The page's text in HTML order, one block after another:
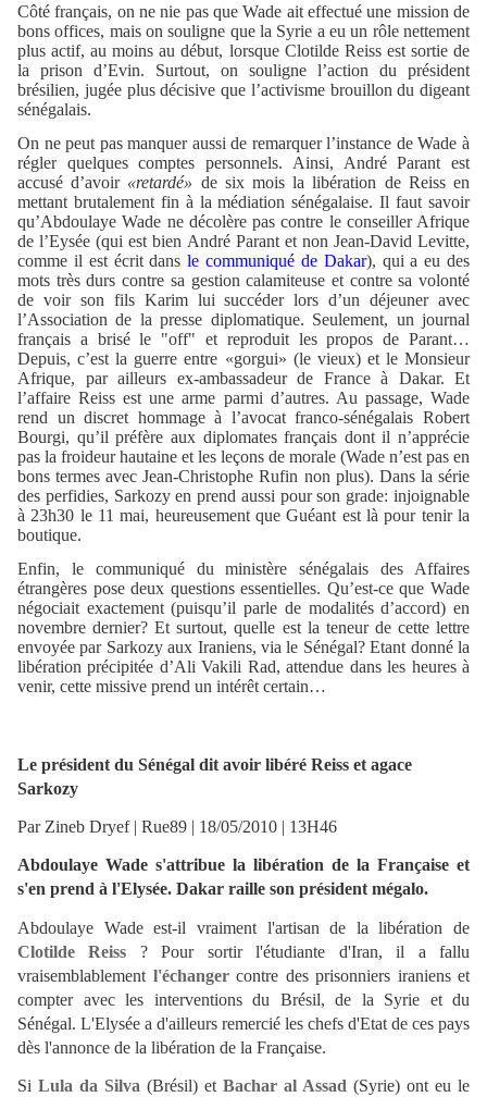
Côté français, on ne nie pas que Wade ait effectué une mission de
bons offices, mais on souligne que la Syrie a eu un rôle nettement
plus actif, au moins au début, lorsque Clotilde Reiss est sortie de
la prison d’Evin. Surtout, on souligne l’action du président
brésilien, jugée plus décisive que l’activisme brouillon du digeant
sénégalais.
On ne peut pas manquer aussi de remarquer l’instance de Wade à
régler quelques comptes personnels. Ainsi, André Parant est
accusé d’avoir «retardé» de six mois la libération de Reiss en
mettant brutalement fin à la médiation sénégalaise. Il faut savoir
qu’Abdoulaye Wade ne décolère pas contre le conseiller Afrique
de l’Eysée (qui est bien André Parant et non Jean-David Levitte,
comme il est écrit dans le communiqué de Dakar), qui a eu des
mots très durs contre sa gestion calamiteuse et contre sa volonté
de voir son fils Karim lui succéder lors d’un déjeuner avec
l’Association de la presse diplomatique. Seulement, un journal
français a brisé le "off" et reproduit les propos de Parant…
Depuis, c’est la guerre entre «gorgui» (le vieux) et le Monsieur
Afrique, par ailleurs ex-ambassadeur de France à Dakar. Et
l’affaire Reiss est une arme parmi d’autres. Au passage, Wade
rend un discret hommage à l’avocat franco-sénégalais Robert
Bourgi, qu’il préfère aux diplomates français dont il n’apprécie
pas la froideur hautaine et les leçons de morale (Wade n’est pas en
bons termes avec Jean-Christophe Rufin non plus). Dans la série
des perfidies, Sarkozy en prend aussi pour son grade: injoignable
à 23h30 le 11 mai, heureusement que Guéant est là pour tenir la
boutique.
Enfin, le communiqué du ministère sénégalais des Affaires
étrangères pose deux questions essentielles. Qu’est-ce que Wade
négociait exactement (puisqu’il parle de modalités d’accord) en
novembre dernier? Et surtout, quelle est la teneur de cette lettre
envoyée par Sarkozy aux Iraniens, via le Sénégal? Etant donné la
libération précipitée d’Ali Vakili Rad, attendue dans les heures à
venir, cette missive prend un intérêt certain…
Le président du Sénégal dit avoir libéré Reiss et agace
Sarkozy
Par Zineb Dryef | Rue89 | 18/05/2010 | 13H46
Abdoulaye Wade s'attribue la libération de la Française et
s'en prend à l'Elysée. Dakar raille son président mégalo.
Abdoulaye Wade est-il vraiment l'artisan de la libération de
Clotilde Reiss ? Pour sortir l'étudiante d'Iran, il a fallu
vraisemblablement l'échanger contre des prisonniers iraniens et
compter avec les interventions du Brésil, de la Syrie et du
Sénégal. L'Elysée a d'ailleurs remercié les chefs d'Etat de ces pays
dès l'annonce de la libération de la Française.
Si Lula da Silva (Brésil) et Bachar al Assad (Syrie) ont eu le